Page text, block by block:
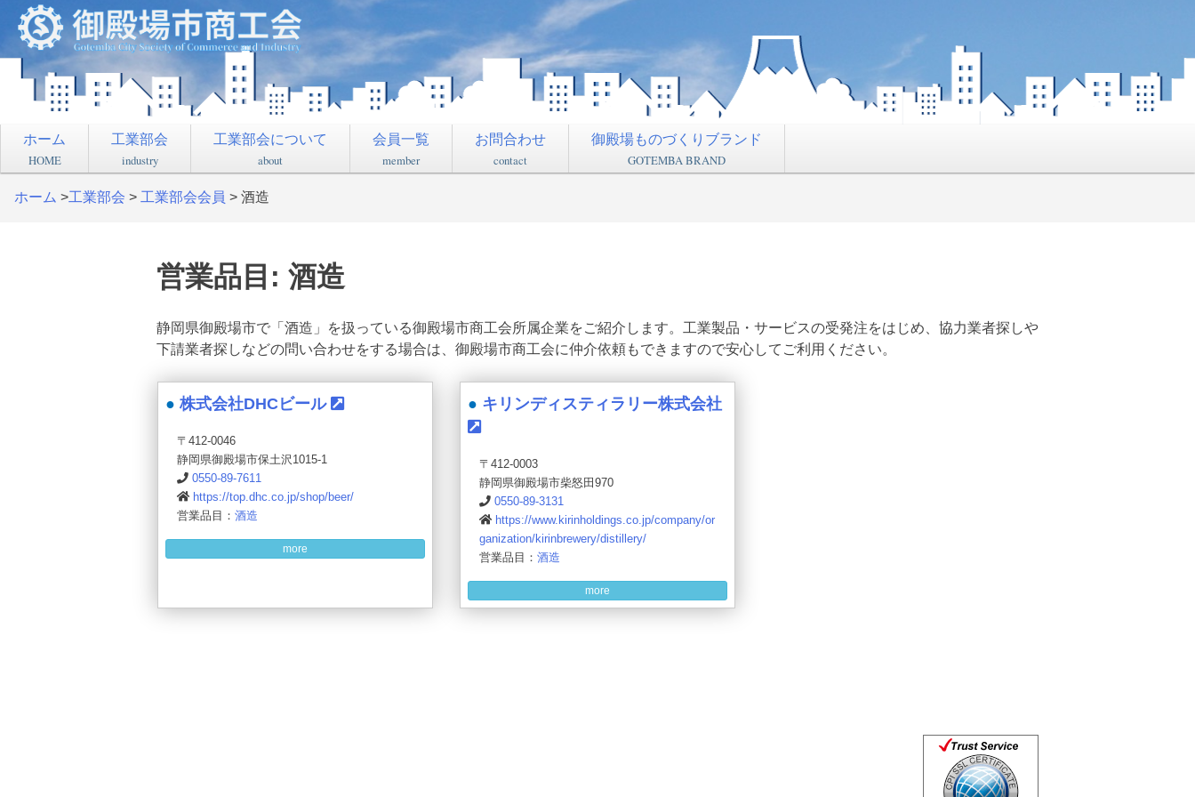
i
ホーム
HOME
工業部会
industry
工業部会について
about
会員一覧
member
お問合わせ
contact
御殿場ものづくりブランド
GOTEMBA BRAND
ホーム >工業部会 > 工業部会会員 > 酒造
営業品目: 酒造
静岡県御殿場市で「酒造」を扱っている御殿場市商工会所属企業をご紹介します。工業製品・サービスの受発注をはじめ、協力業者探しや
下請業者探しなどの問い合わせをする場合は、御殿場市商工会に仲介依頼もできますので安心してご利用ください。
株式会社DHCビール
〒412-0046
静岡県御殿場市保土沢1015-1
0550-89-7611
https://top.dhc.co.jp/shop/beer/
営業品目： 酒造
more
キリンディスティラリー株式会社
〒412-0003
静岡県御殿場市柴怒田970
0550-89-3131
https://www.kirinholdings.co.jp/company/or
ganization/kirinbrewery/distillery/
営業品目：酒造
more